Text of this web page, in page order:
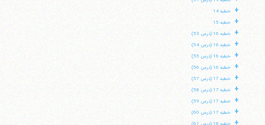
+ خطبه 14
+ خطبه 15
+ خطبه 16 (درس 53)
+ خطبه 16 (درس 54)
+ خطبه 16 (درس 55)
+ خطبه 16 (درس 56)
+ خطبه 17 (درس 57)
+ خطبه 17 (درس 58)
+ خطبه 17 (درس 59)
+ خطبه 17 (درس 60)